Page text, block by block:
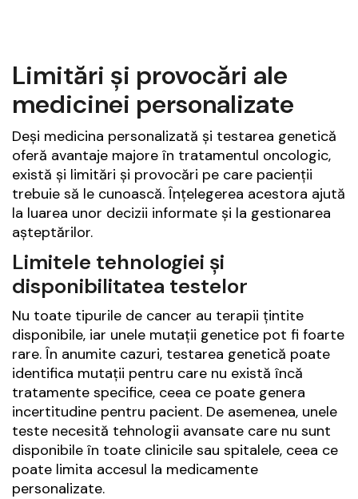
Limitări și provocări ale
medicinei personalizate
Deși medicina personalizată și testarea genetică
oferă avantaje majore în tratamentul oncologic,
există și limitări și provocări pe care pacienții
trebuie să le cunoască. Înțelegerea acestora ajută
la luarea unor decizii informate și la gestionarea
așteptărilor.
Limitele tehnologiei și
disponibilitatea testelor
Nu toate tipurile de cancer au terapii țintite
disponibile, iar unele mutații genetice pot fi foarte
rare. În anumite cazuri, testarea genetică poate
identifica mutații pentru care nu există încă
tratamente specifice, ceea ce poate genera
incertitudine pentru pacient. De asemenea, unele
teste necesită tehnologii avansate care nu sunt
disponibile în toate clinicile sau spitalele, ceea ce
poate limita accesul la medicamente
personalizate.